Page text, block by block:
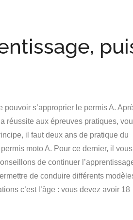
pouvoir s’approprier le permis A.
réussite aux épreuves pratiques,
il faut deux ans de pratique du
moto A. Pour ce dernier, il vous
de continuer
de conduire différents
c’est l’âge : vous devez avoir 18